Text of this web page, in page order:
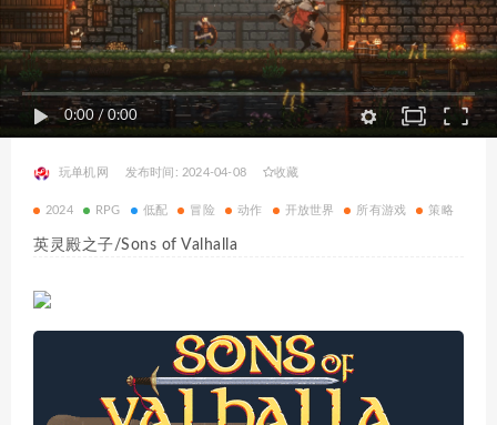
0:00 / 0:00
玩单机网 发布时间: 2024-04-08 收藏
2024 RPG 低配 冒险 动作 开放世界 所有游戏 策略
英灵殿之子/Sons of Valhalla